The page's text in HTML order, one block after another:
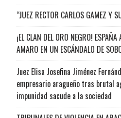
“JUEZ RECTOR CARLOS GAMEZ Y
¡EL CLAN DEL ORO NEGRO!
AMARO EN UN ESCÁNDALO DE
Juez Elisa Josefina Jiménez
empresario aragueño tras brutal
impunidad sacude a la sociedad